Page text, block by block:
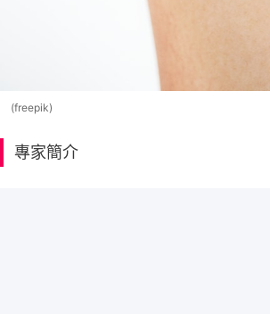
(freepik)
專家簡介